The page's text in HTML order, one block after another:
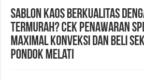
Sablon Kaos Berkualitas
Termurah? Cek Penawaran
Maximal Konveksi dan Beli
Pondok Melati